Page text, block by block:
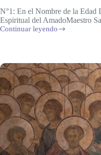
N°1: En el Nombre de la Edad
Espiritual del AmadoMaestro
Continuar leyendo
DECRETOS